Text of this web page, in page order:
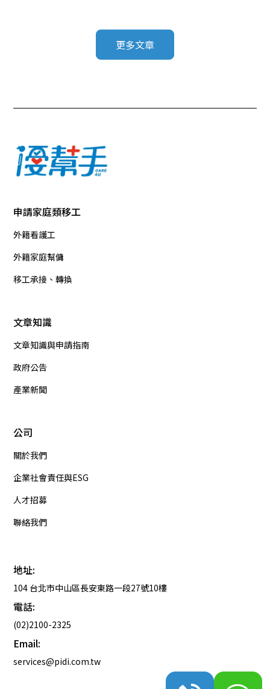
更多文章
申請家庭類移工
外籍看護工
外籍家庭幫傭
移工承接、轉換
文章知識
文章知識與申請指南
政府公告
產業新聞
公司
關於我們
企業社會責任與ESG
人才招募
聯絡我們
地址:
104 台北市中山區長安東路一段27號10樓
電話:
(02)2100-2325
Email:
services@pidi.com.tw